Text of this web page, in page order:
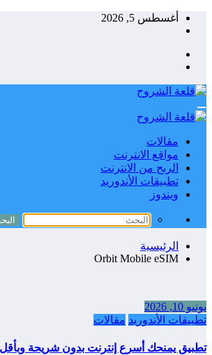
التجاوزأغسطس 5, 2026
مقالات
مواقع الانترنت
الربح من الانترنت
تطبيقات الأندوريد
ويندوز
الرئيسية
Orbit Mobile eSIM
يونيو 10, 2026
تطبيقات الأندوريد مقالات
تطبيق يمنحك أسرع إنترنت بدون شريحة وبأقل